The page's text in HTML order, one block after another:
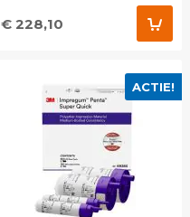
€ 228,10
ACTIE!